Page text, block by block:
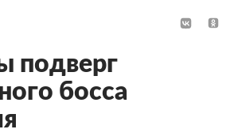
подверг
босса